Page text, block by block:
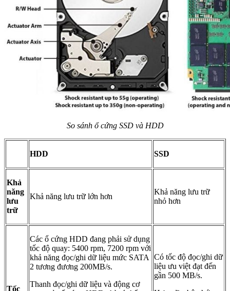
So sánh ổ cứng SSD và HDD
HDD SSD
Khả
năng
lưu
trữ
Khả năng lưu trữ lớn hơn
Khả năng lưu trữ
nhỏ hơn
Tốc
Các ổ cứng HDD đang phải sử dụng
tốc độ quay: 5400 rpm, 7200 rpm với
khả năng đọc/ghi dữ liệu mức SATA
2 tương đương 200MB/s.
Thanh đọc/ghi dữ liệu và động cơ
Có tốc độ đọc/ghi dữ
liệu ưu việt đạt đến
gần 500 MB/s.